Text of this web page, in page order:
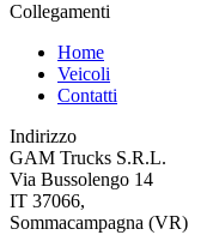
Collegamenti
Home
Veicoli
Contatti
Indirizzo
GAM Trucks S.R.L.
Via Bussolengo 14
IT 37066,
Sommacampagna (VR)